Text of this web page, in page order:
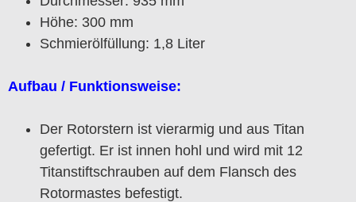
Höhe: 300 mm
Schmierölfüllung: 1,8 Liter
Aufbau / Funktionsweise:
Der Rotorstern ist vierarmig und aus Titan
gefertigt. Er ist innen hohl und wird mit 12
Titanstiftschrauben auf dem Flansch des
Rotormastes befestigt.